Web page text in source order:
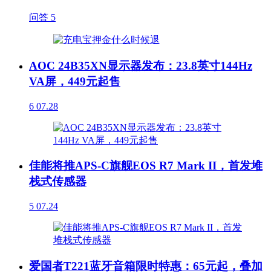
问答 5
AOC 24B35XN显示器发布：23.8英寸144Hz
VA屏，449元起售
6 07.28
佳能将推APS-C旗舰EOS R7 Mark II，首发堆
栈式传感器
5 07.24
爱国者T221蓝牙音箱限时特惠：65元起，叠加